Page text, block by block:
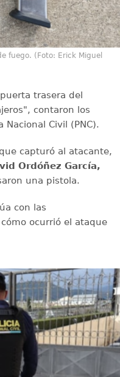
fuego. (Foto: Erick Miguel
trasera del
contaron los
Nacional Civil (PNC).
capturó al atacante,
Ordóñez García,
una pistola.
con las
ocurrió el ataque